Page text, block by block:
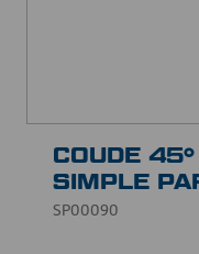
COUDE 45°
SIMPLE
SP00090